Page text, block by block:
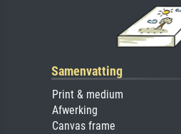
Samenvatting
Print & medium
Afwerking
Canvas frame